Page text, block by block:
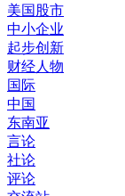
美国股市
中小企业
起步创新
财经人物
国际
中国
东南亚
言论
社论
评论